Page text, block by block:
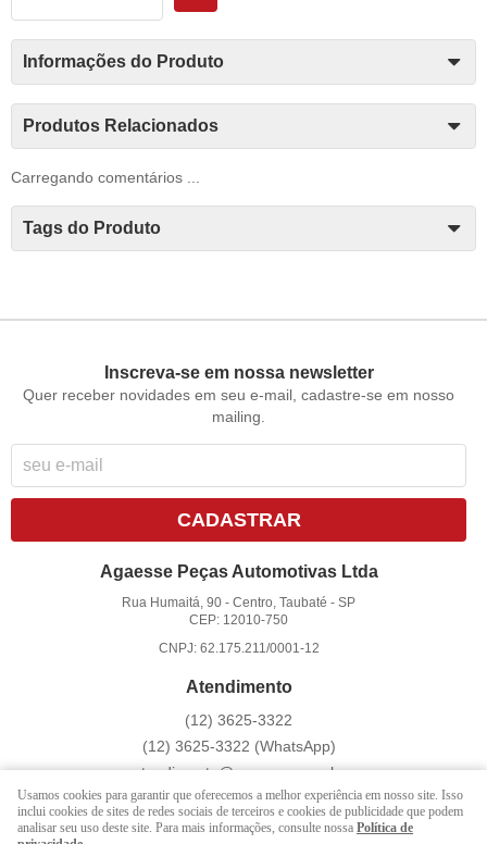
Informações do Produto
Produtos Relacionados
Carregando comentários ...
Tags do Produto
Inscreva-se em nossa newsletter
Quer receber novidades em seu e-mail, cadastre-se em nosso
mailing.
CADASTRAR
Agaesse Peças Automotivas Ltda
Rua Humaitá, 90 -Centro, Taubaté -SP
CEP: 12010-750
CNPJ: 62.175.211/0001-12
Atendimento
(12) 3625-3322
(12) 3625-3322 (WhatsApp)
atendimento@agaesse.com.br
LOJA VIRTUAL CRIADA POR
Usamos cookies para garantir que oferecemos a melhor experiência em nosso site. Isso
inclui cookies de sites de redes sociais de terceiros e cookies de publicidade que podem
analisar seu uso deste site. Para mais informações, consulte nossa Política de